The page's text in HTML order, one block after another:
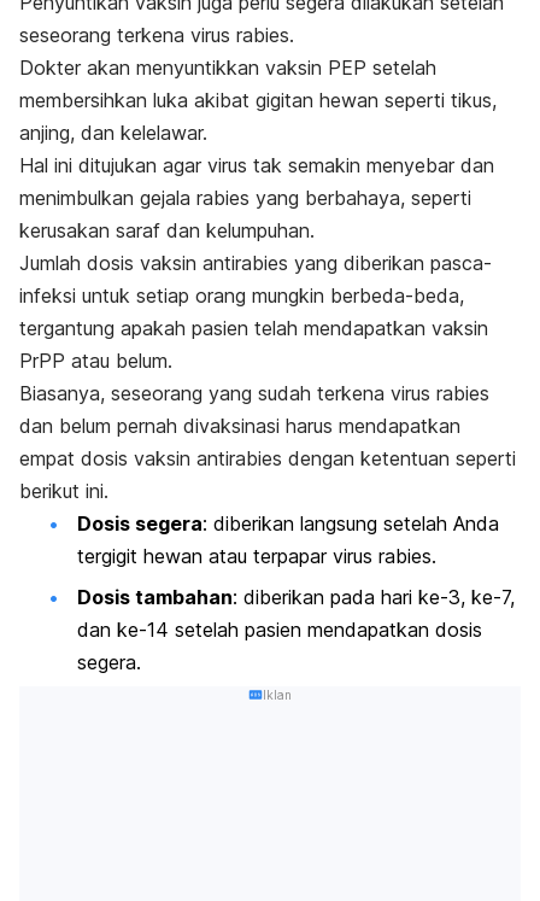
seseorang terkena virus rabies.
Dokter akan menyuntikkan vaksin PEP setelah
membersihkan luka akibat gigitan hewan seperti tikus,
anjing, dan kelelawar.
Hal ini ditujukan agar virus tak semakin menyebar dan
menimbulkan gejala rabies yang berbahaya, seperti
kerusakan saraf dan kelumpuhan.
Jumlah dosis vaksin antirabies yang diberikan pasca-
infeksi untuk setiap orang mungkin berbeda-beda,
tergantung apakah pasien telah mendapatkan vaksin
PrPP atau belum.
Biasanya, seseorang yang sudah terkena virus rabies
dan belum pernah divaksinasi harus mendapatkan
empat dosis vaksin antirabies dengan ketentuan seperti
berikut ini.
Dosis segera: diberikan langsung setelah Anda
tergigit hewan atau terpapar virus rabies.
Dosis tambahan: diberikan pada hari ke-3, ke-7,
dan ke-14 setelah pasien mendapatkan dosis
segera.
Iklan